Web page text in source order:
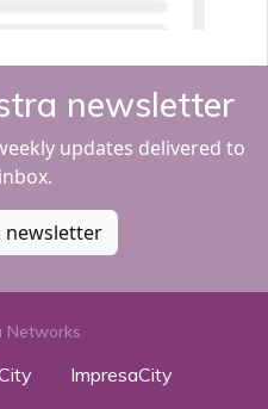
newsletter
updates delivered to
newsletter
Networks
ImpresaCity